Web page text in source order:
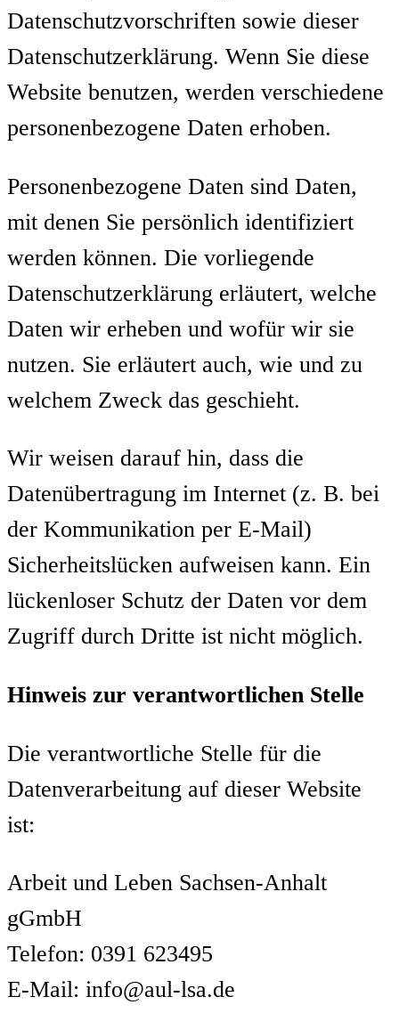
Datenschutzvorschriften sowie dieser
Datenschutzerklärung. Wenn Sie diese
Website benutzen, werden verschiedene
personenbezogene Daten erhoben.
Personenbezogene Daten sind Daten,
mit denen Sie persönlich identifiziert
werden können. Die vorliegende
Datenschutzerklärung erläutert, welche
Daten wir erheben und wofür wir sie
nutzen. Sie erläutert auch, wie und zu
welchem Zweck das geschieht.
Wir weisen darauf hin, dass die
Datenübertragung im Internet (z. B. bei
der Kommunikation per E-Mail)
Sicherheitslücken aufweisen kann. Ein
lückenloser Schutz der Daten vor dem
Zugriff durch Dritte ist nicht möglich.
Hinweis zur verantwortlichen Stelle
Die verantwortliche Stelle für die
Datenverarbeitung auf dieser Website
ist:
Arbeit und Leben Sachsen-Anhalt
gGmbH
Telefon: 0391 623495
E-Mail: info@aul-lsa.de